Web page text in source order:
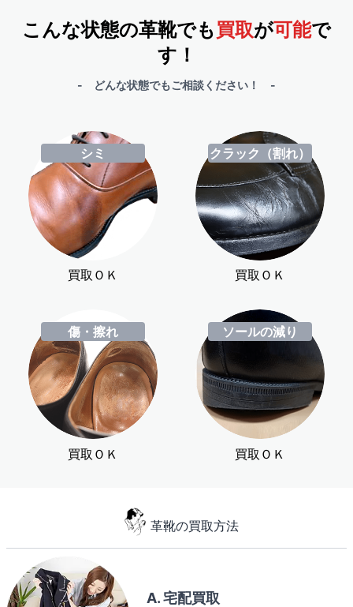
こんな状態の革靴でも買取が可能で
す！
- どんな状態でもご相談ください！ -
シミ
買取ＯＫ
クラック（割れ）
買取ＯＫ
傷・擦れ
買取ＯＫ
ソールの減り
買取ＯＫ
革靴の買取方法
A. 宅配買取